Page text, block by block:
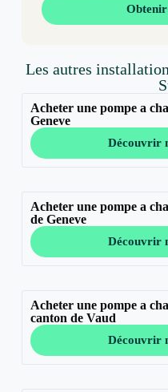
Les autres
Acheter une pompe a
Geneve
Découvrir
Acheter une pompe a
de Geneve
Découvrir
Acheter une pompe a
canton de Vaud
Découvrir